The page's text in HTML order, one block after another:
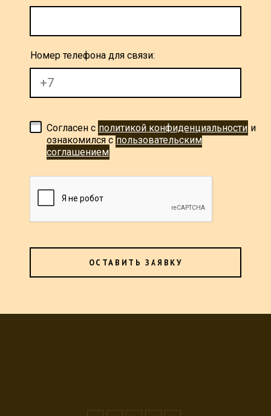
Номер телефона для связи:
Согласен с политикой конфиденциальности и
ознакомился с пользовательским
соглашением
ОСТАВИТЬ ЗАЯВКУ